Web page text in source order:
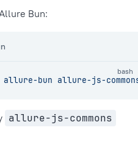
Bun:
bash
allure-bun allure-js-
allure-js-commons